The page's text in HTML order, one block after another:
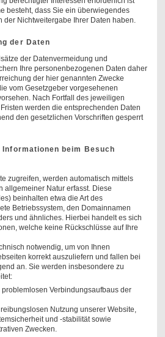
besteht, dass Sie ein überwiegendes
der Nichtweitergabe Ihrer Daten haben.
der Daten
der Datenvermeidung und
Ihre personenbezogenen Daten daher
der hier genannten Zwecke
vom Gesetzgeber vorgesehenen
Nach Fortfall des jeweiligen
werden die entsprechenden Daten
den gesetzlichen Vorschriften gesperrt
beim Besuch
zugreifen, werden automatisch mittels
allgemeiner Natur erfasst. Diese
beinhalten etwa die Art des
Betriebssystem, den Domainnamen
und ähnliches. Hierbei handelt es sich
welche keine Rückschlüsse auf Ihre
notwendig, um von Ihnen
korrekt auszuliefern und fallen bei
an. Sie werden insbesondere zu
Verbindungsaufbaus der
Nutzung unserer Website,
und -stabilität sowie
Zwecken.